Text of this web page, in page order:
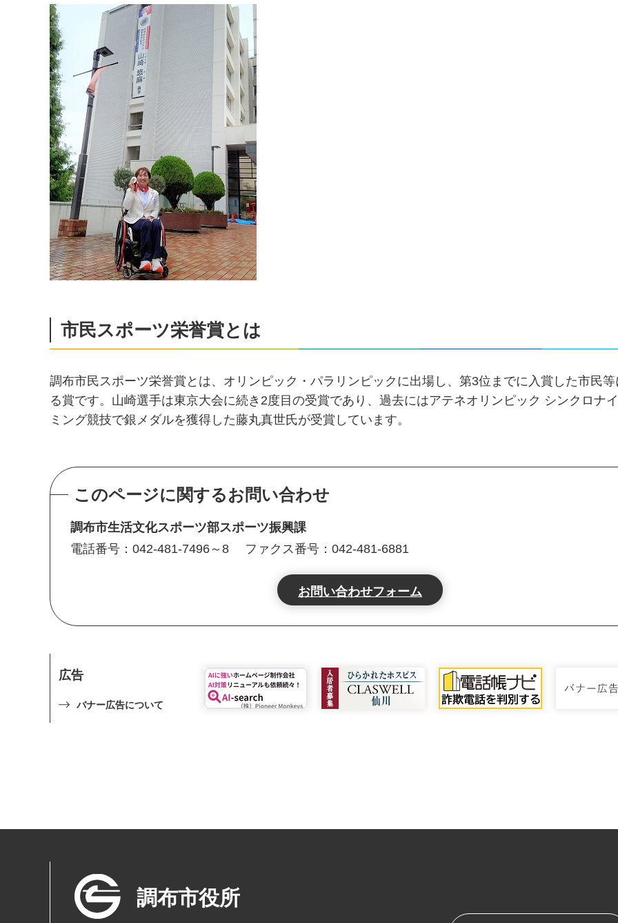
市民スポーツ栄誉賞とは
調布市民スポーツ栄誉賞とは、オリンピック・パラリンピックに出場し、第3位までに入賞した市民
る賞です。山崎選手は東京大会に続き2度目の受賞であり、過去にはアテネオリンピック シンクロナ
ミング競技で銀メダルを獲得した藤丸真世氏が受賞しています。
このページに関するお問い合わせ
調布市生活文化スポーツ部スポーツ振興課
電話番号：042-481-7496～8
ファクス番号：042-481-6881
広告
バナー広告について
調布市役所